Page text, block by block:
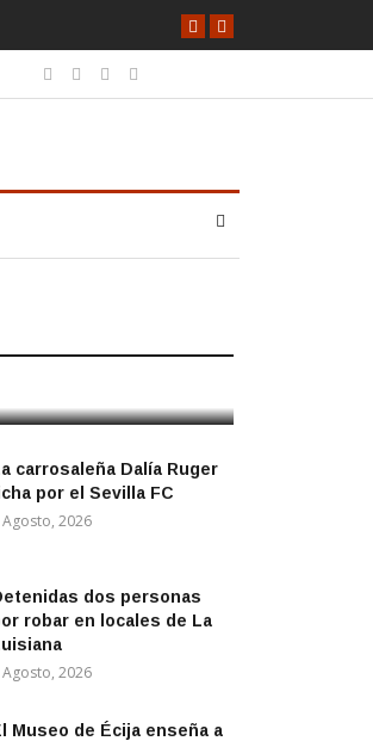
astigitano en
carrosaleña Dalía Ruger
por el Sevilla FC
2026
dos personas
robar en locales de La
Agosto, 2026
Museo de Écija enseña a